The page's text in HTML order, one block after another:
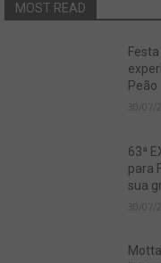
MOST READ
Peão
30/07/
63ª
para
sua
30/07/